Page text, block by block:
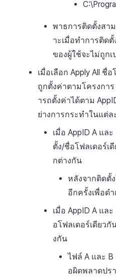
พาธการติดตั้งสา
าะเมื่อทำการติด
ของผู้ใช้จะไม่ถูกเ
เมื่อเลือก Apply All ชื่
ถูกตั้งค่าตามโครงการ
ารถตั้งค่าได้ตาม
ย่างการกระทำในแต่
เมื่อ AppID A แล
ตั้ง/ชื่อโฟลเดอร์เ
กต่างกัน
หลังจากติดตั้
อีกครั้งเพื่อด
เมื่อ AppID A แล
อโฟลเดอร์เดียว
งกัน
ไฟล์ A และ
อผิดพลาดปร